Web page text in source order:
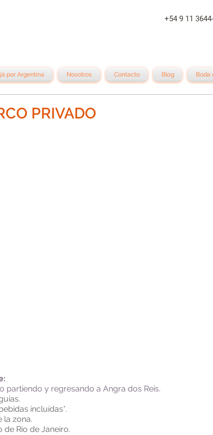
+54 9 11
por Argentina Nosotros Contacto Blog Boda
PRIVADO
partiendo y regresando a Angra dos Reis.
incluídas*.
la zona.
Rio de Janeiro.